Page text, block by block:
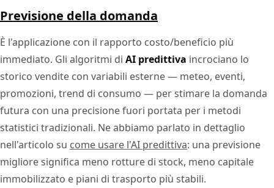
Previsione della domanda
È l'applicazione con il rapporto costo/beneficio più
immediato. Gli algoritmi di AI predittiva incrociano lo
storico vendite con variabili esterne — meteo, eventi,
promozioni, trend di consumo — per stimare la domanda
futura con una precisione fuori portata per i metodi
statistici tradizionali. Ne abbiamo parlato in dettaglio
nell'articolo su come usare l'AI predittiva: una previsione
migliore significa meno rotture di stock, meno capitale
immobilizzato e piani di trasporto più stabili.